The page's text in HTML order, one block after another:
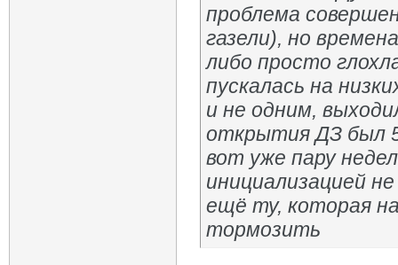
проблема
газели), но
либо просто
пускалась на
и не одним,
открытия ДЗ был
вот уже пару
инициализацией
ещё ту, которая
тормозить